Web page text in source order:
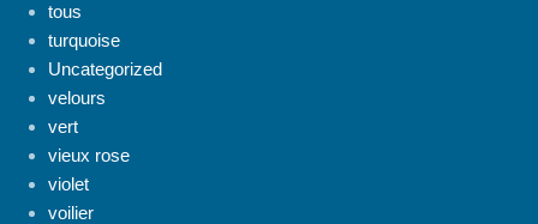
tous
turquoise
Uncategorized
velours
vert
vieux rose
violet
voilier